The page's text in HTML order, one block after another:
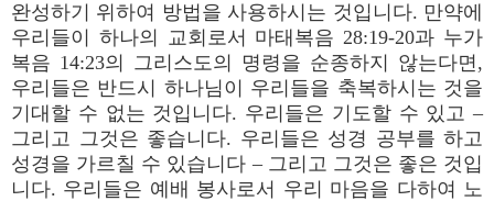
완성하기 위하여 방법을 사용하시는 것입니다. 만약에
우리들이 하나의 교회로서 마태복음 28:19-20과 누가
복음 14:23의 그리스도의 명령을 순종하지 않는다면,
우리들은 반드시 하나님이 우리들을 축복하시는 것을
기대할 수 없는 것입니다. 우리들은 기도할 수 있고 –
그리고 그것은 좋습니다. 우리들은 성경 공부를 하고
성경을 가르칠 수 있습니다 – 그리고 그것은 좋은 것입
니다. 우리들은 예배 봉사로서 우리 마음을 다하여 노